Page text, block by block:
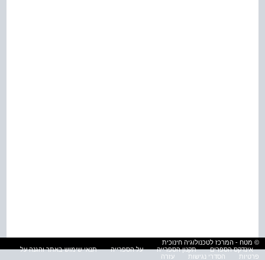
© מטח - המרכז לטכנולוגיה חינוכית
אינדקס הספרים
תקנון הספרייה על הספרייה
תנאי שימוש באתר והגנה על
פרטיות
הסדרי נגישות עזרה